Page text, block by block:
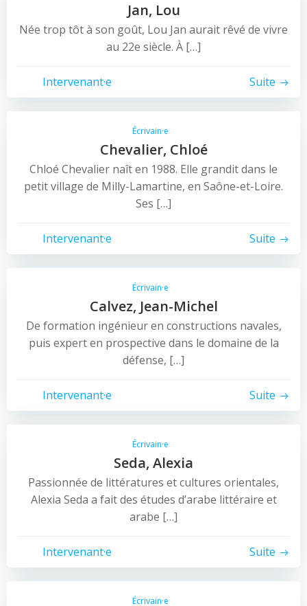
Jan, Lou
Née trop tôt à son goût, Lou Jan aurait rêvé de vivre
au 22e siècle. À […]
Intervenant·e Suite
Écrivain·e
Chevalier, Chloé
Chloé Chevalier naît en 1988. Elle grandit dans le
petit village de Milly-Lamartine, en Saône-et-Loire.
Ses […]
Intervenant·e Suite
Écrivain·e
Calvez, Jean-Michel
De formation ingénieur en constructions navales,
puis expert en prospective dans le domaine de la
défense, […]
Intervenant·e Suite
Écrivain·e
Seda, Alexia
Passionnée de littératures et cultures orientales,
Alexia Seda a fait des études d’arabe littéraire et
arabe […]
Intervenant·e Suite
Écrivain·e